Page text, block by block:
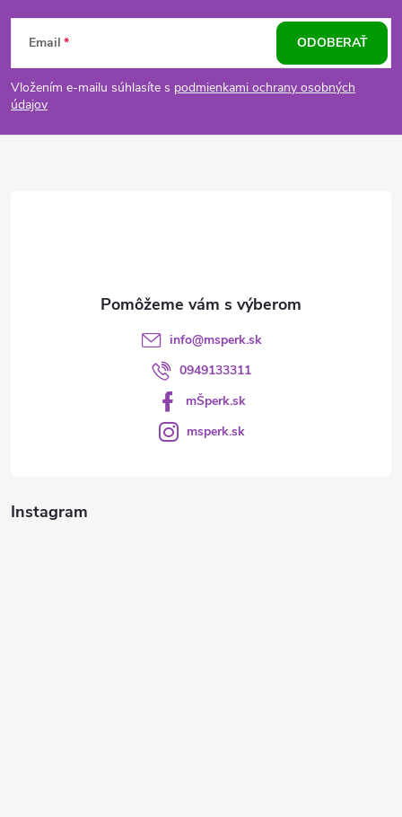
Z
á
p
Email
Vložením e-mailu súhlasíte s podmienkami ochrany osobných
údajov
ODOBERAŤ
Instagram
info@msperk.sk
0949133311
mŠperk.sk
msperk.sk